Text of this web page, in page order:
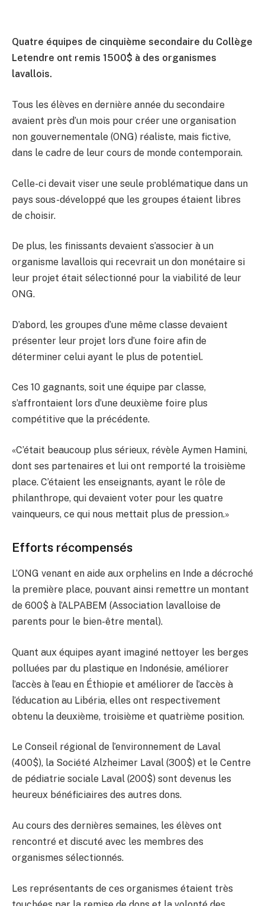
Quatre équipes de cinquième secondaire du Collège
Letendre ont remis 1500$ à des organismes
lavallois.
Tous les élèves en dernière année du secondaire
avaient près d’un mois pour créer une organisation
non gouvernementale (ONG) réaliste, mais fictive,
dans le cadre de leur cours de monde contemporain.
Celle-ci devait viser une seule problématique dans un
pays sous-développé que les groupes étaient libres
de choisir.
De plus, les finissants devaient s’associer à un
organisme lavallois qui recevrait un don monétaire si
leur projet était sélectionné pour la viabilité de leur
ONG.
D’abord, les groupes d’une même classe devaient
présenter leur projet lors d’une foire afin de
déterminer celui ayant le plus de potentiel.
Ces 10 gagnants, soit une équipe par classe,
s’affrontaient lors d’une deuxième foire plus
compétitive que la précédente.
«C’était beaucoup plus sérieux, révèle Aymen Hamini,
dont ses partenaires et lui ont remporté la troisième
place. C’étaient les enseignants, ayant le rôle de
philanthrope, qui devaient voter pour les quatre
vainqueurs, ce qui nous mettait plus de pression.»
Efforts récompensés
L’ONG venant en aide aux orphelins en Inde a décroché
la première place, pouvant ainsi remettre un montant
de 600$ à l’ALPABEM (Association lavalloise de
parents pour le bien-être mental).
Quant aux équipes ayant imaginé nettoyer les berges
polluées par du plastique en Indonésie, améliorer
l’accès à l’eau en Éthiopie et améliorer de l’accès à
l’éducation au Libéria, elles ont respectivement
obtenu la deuxième, troisième et quatrième position.
Le Conseil régional de l’environnement de Laval
(400$), la Société Alzheimer Laval (300$) et le Centre
de pédiatrie sociale Laval (200$) sont devenus les
heureux bénéficiaires des autres dons.
Au cours des dernières semaines, les élèves ont
rencontré et discuté avec les membres des
organismes sélectionnés.
Les représentants de ces organismes étaient très